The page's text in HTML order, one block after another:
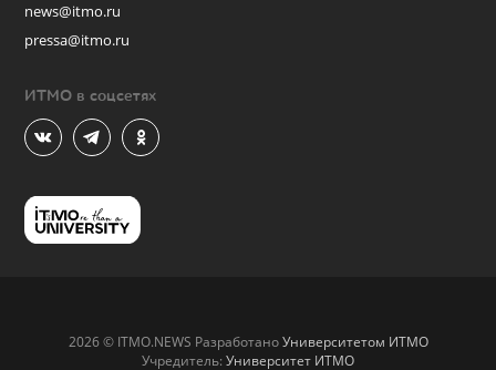
news@itmo.ru
pressa@itmo.ru
ИТМО в соцсетях
2026 © ITMO.NEWS РазработаноУниверситетом ИТМО
Учредитель: Университет ИТМО